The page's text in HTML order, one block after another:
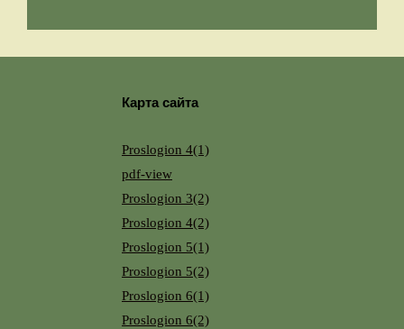
Карта сайта
Proslogion 4(1)
pdf-view
Proslogion 3(2)
Proslogion 4(2)
Proslogion 5(1)
Proslogion 5(2)
Proslogion 6(1)
Proslogion 6(2)